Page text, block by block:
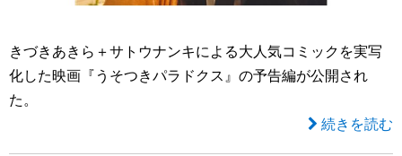
きづきあきら＋サトウナンキによる大人気コミックを実写
化した映画『うそつきパラドクス』の予告編が公開され
た。
続きを読む